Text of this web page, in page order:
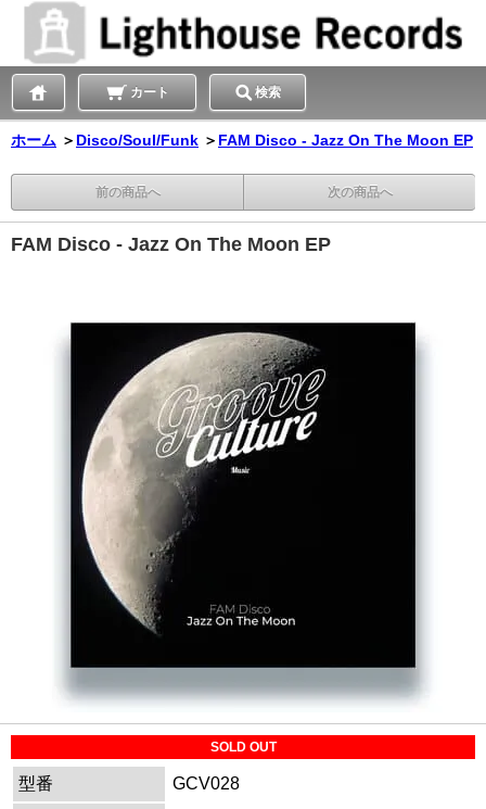
カート 検索
ホーム ＞ Disco/Soul/Funk ＞ FAM Disco - Jazz On The Moon EP
前の商品へ 次の商品へ
FAM Disco - Jazz On The Moon EP
SOLD OUT
型番
GCV028